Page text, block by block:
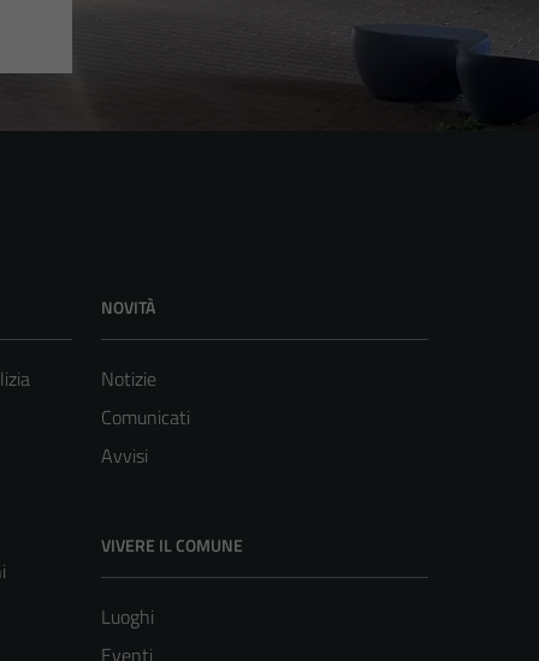
NOVITÀ
Notizie
Comunicati
Avvisi
VIVERE IL COMUNE
Luoghi